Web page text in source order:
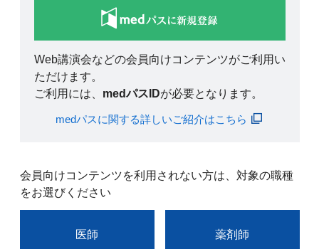
Web講演会などの会員向けコンテンツがご利用い
ただけます。
ご利用には、 medパスIDが必要となります。
medパスに関する詳しいご紹介はこちら
会員向けコンテンツを利用されない方は、対象の職種
をお選びください
医師 薬剤師